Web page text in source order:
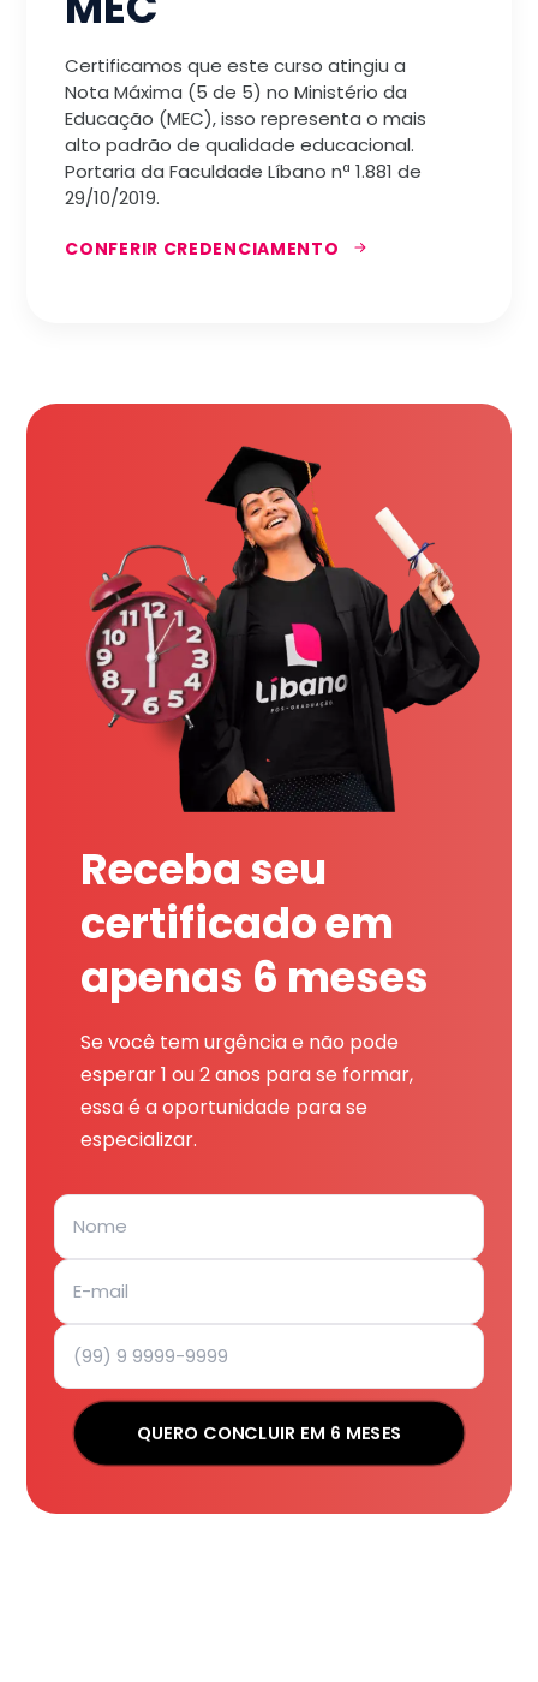
Certificamos que este curso atingiu a
Nota Máxima (5 de 5) no Ministério da
Educação (MEC), isso representa o mais
alto padrão de qualidade educacional.
Portaria da Faculdade Líbano nª 1.881 de
29/10/2019.
CONFERIR CREDENCIAMENTO
Receba seu
certificado em
apenas 6 meses
Se você tem urgência e não pode
esperar 1 ou 2 anos para se formar,
essa é a oportunidade para se
especializar.
QUERO CONCLUIR EM 6 MESES